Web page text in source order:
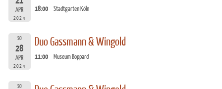
APR
2024
18:00 Stadtgarten Köln
SO
28
APR
2024
Duo Gassmann & Wingold
11:00 Museum Boppard
SO